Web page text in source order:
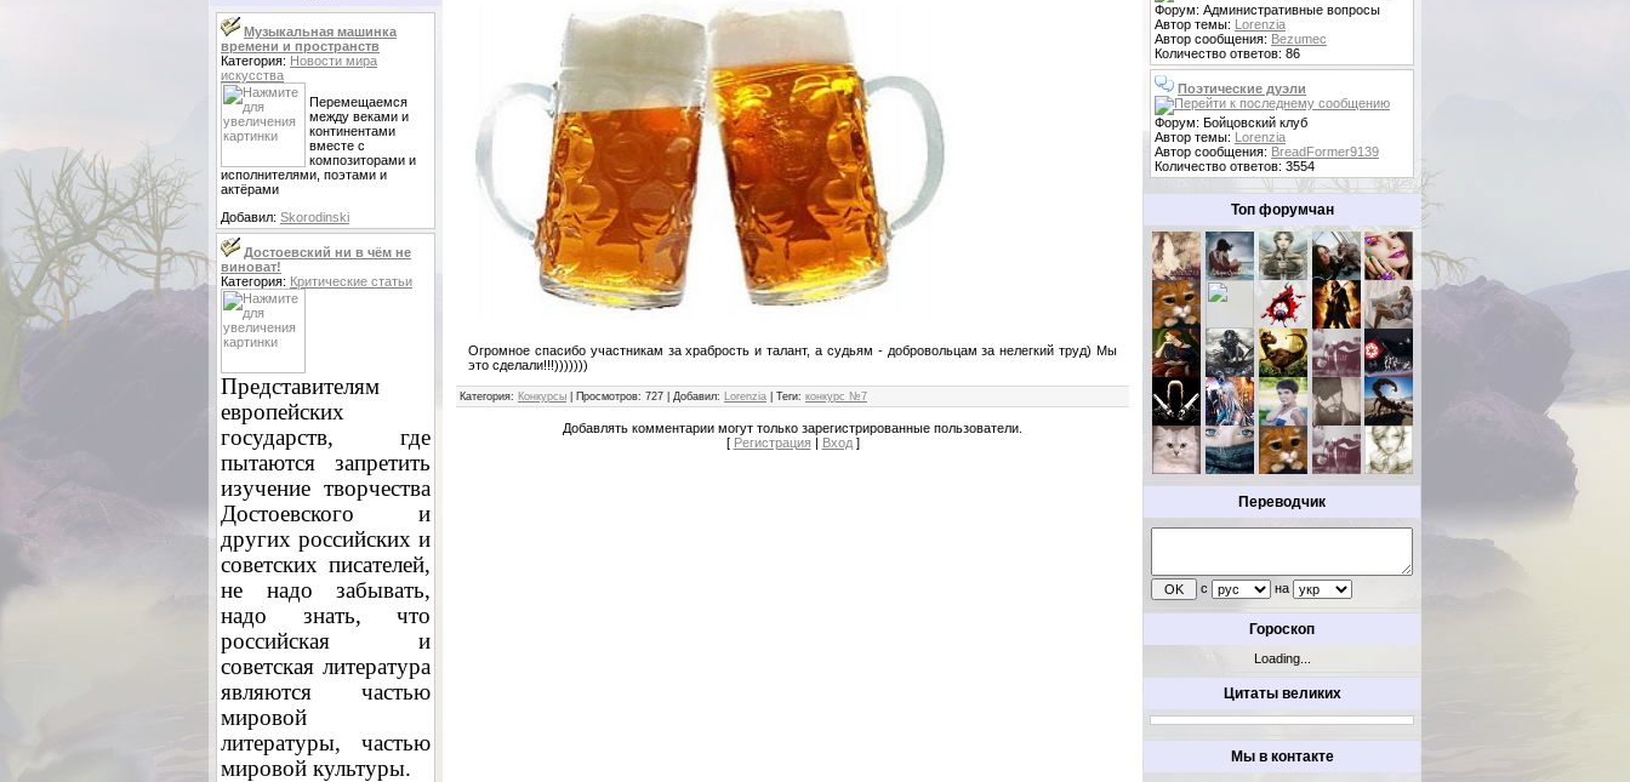
Музыкальная машинка
времени и пространств
Категория: Новости мира
искусства
Перемещаемся
между веками и
континентами
вместе с
композиторами и
исполнителями, поэтами и
актёрами
Добавил: Skorodinski
Достоевский ни в чём не
виноват!
Категория: Критические статьи
Представителям
европейских
государств, где
пытаются запретить
изучение творчества
Достоевского и
других российских и
советских писателей,
не надо забывать,
надо знать, что
российская и
советская литература
являются частью
мировой
литературы, частью
мировой культуры.
Огромное спасибо участникам за храбрость и талант, а судьям - добровольцам за нелегкий труд) Мы
это сделали!!!)))))))
Категория: Конкурсы Просмотров: 727 | Добавил: Lorenzia Теги: конкурс №7
Добавлять комментарии могут только зарегистрированные пользователи.
[ Регистрация Вход]
Форум: Административные вопросы
Автор темы: Lorenzia
Автор сообщения: Bezumec
Количество ответов: 86
Поэтические дуэли
Форум: Бойцовский клуб
Автор темы: Lorenzia
Автор сообщения: BreadFormer9139
Количество ответов: 3554
Топ форумчан
Переводчик
с на
Гороскоп
Loading...
Цитаты великих
Мы в контакте